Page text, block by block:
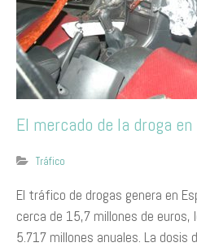
El mercado de la droga en
Tráfico
El tráfico de drogas genera en
cerca de 15,7 millones de
5.717 millones anuales. La dosis